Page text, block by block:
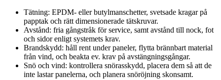
Tätning: EPDM- eller butylmanschetter, svetsade kragar på
papptak och rätt dimensionerade tätskruvar.
Avstånd: fria gångstråk för service, samt avstånd till nock, fot
och sidor enligt systemets krav.
Brandskydd: håll rent under paneler, flytta brännbart material
från vind, och beakta ev. krav på avstängningsgångar.
Snö och vind: kontrollera snörasskydd, placera dem så att de
inte lastar panelerna, och planera snöröjning skonsamt.